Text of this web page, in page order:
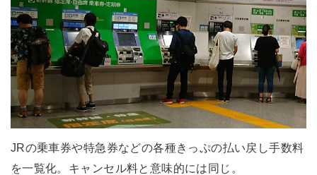
JRの乗車券や特急券などの各種きっぷの払い戻し手数料
を一覧化。キャンセル料と意味的には同じ。